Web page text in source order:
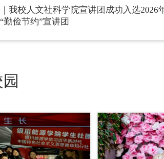
我校人文社科学院宣讲团成功入选2026
勤俭节约”宣讲团